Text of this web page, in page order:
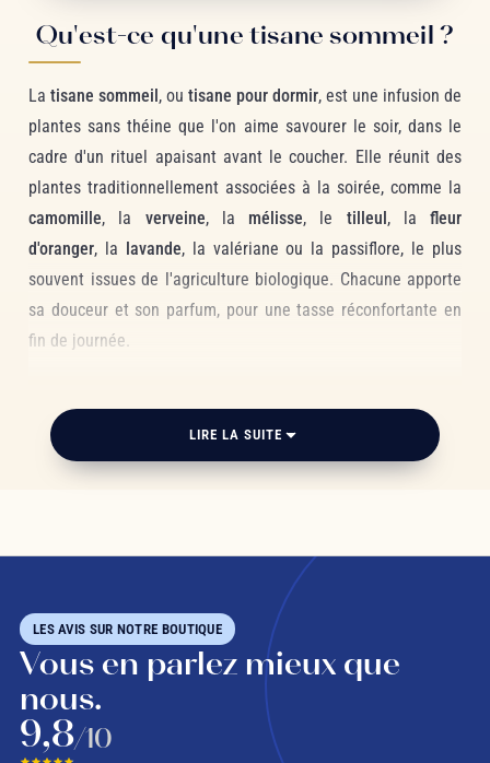
Qu'est-ce qu'une tisane sommeil ?
La tisane sommeil, ou tisane pour dormir, est une infusion de
plantes sans théine que l'on aime savourer le soir, dans le
cadre d'un rituel apaisant avant le coucher. Elle réunit des
plantes traditionnellement associées à la soirée, comme la
camomille, la verveine, la mélisse, le tilleul, la fleur
d'oranger, la lavande, la valériane ou la passiflore, le plus
souvent issues de l'agriculture biologique. Chacune apporte
sa douceur et son parfum, pour une tasse réconfortante en
fin de journée.
calme, loin des écrans, comme un moment pour soi. Servies
bien chaudes, légèrement adoucies de miel si on le souhaite,
elles accompagnent en douceur la transition vers la nuit.
tilleul
fleur d'oranger
tisane pour dormir
LIRE LA SUITE
LES AVIS SUR NOTRE BOUTIQUE
Vous en parlez mieux que
nous.
9,8/10